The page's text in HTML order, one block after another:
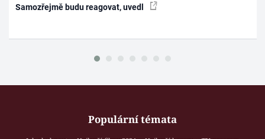
Samozřejmě budu reagovat, uvedl
Populární témata